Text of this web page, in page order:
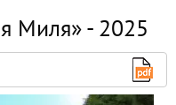
Миля» - 2025